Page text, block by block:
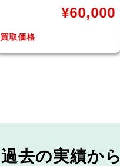
買取価格
¥38,500
過去の実績から